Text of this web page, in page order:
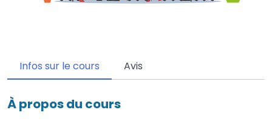
Infos sur le cours Avis
À propos du cours